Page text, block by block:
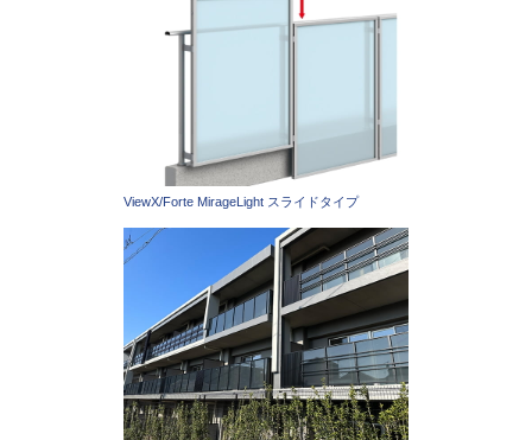
ViewX/Forte MirageLight スライドタイプ